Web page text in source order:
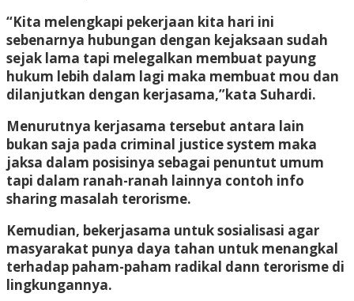
“Kita melengkapi pekerjaan kita hari ini
sebenarnya hubungan dengan kejaksaan sudah
sejak lama tapi melegalkan membuat payung
hukum lebih dalam lagi maka membuat mou dan
dilanjutkan dengan kerjasama,”kata Suhardi.
Menurutnya kerjasama tersebut antara lain
bukan saja pada criminal justice system maka
jaksa dalam posisinya sebagai penuntut umum
tapi dalam ranah-ranah lainnya contoh info
sharing masalah terorisme.
Kemudian, bekerjasama untuk sosialisasi agar
masyarakat punya daya tahan untuk menangkal
terhadap paham-paham radikal dann terorisme di
lingkungannya.